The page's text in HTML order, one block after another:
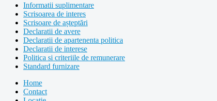
Informatii suplimentare
Scrisoarea de interes
Scrisoare de așteptări
Declaratii de avere
Declaratii de apartenenta politica
Declaratii de interese
Politica si criteriile de remunerare
Standard furnizare
Home
Contact